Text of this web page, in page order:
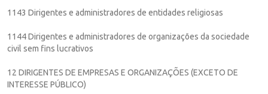
1143 Dirigentes e administradores de entidades religiosas
1144 Dirigentes e administradores de organizações da sociedade
civil sem fins lucrativos
12 DIRIGENTES DE EMPRESAS E ORGANIZAÇÕES (EXCETO DE
INTERESSE PÚBLICO)